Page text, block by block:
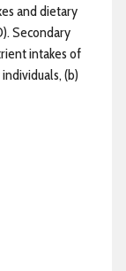
and dietary
Secondary
intakes of
(b)